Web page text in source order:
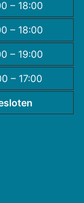
– 18:00
– 18:00
– 19:00
– 17:00